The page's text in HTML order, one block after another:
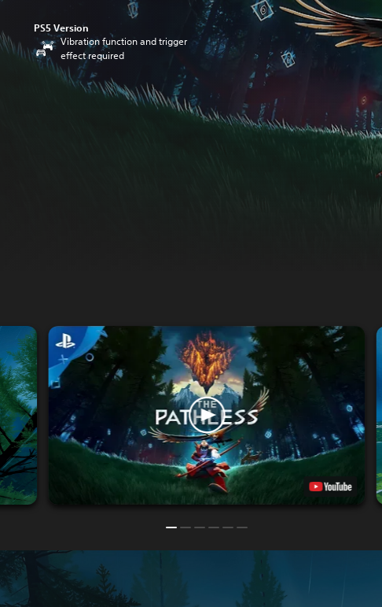
PS5 Version
Vibration function and trigger
effect required